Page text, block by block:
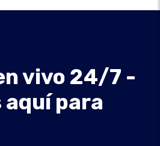
vivo 24/7 -
aquí para